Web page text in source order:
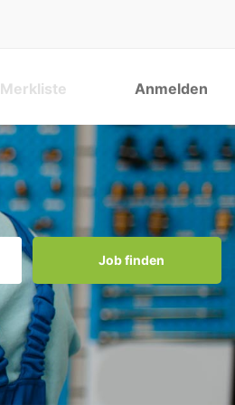
Anmelden
Merkliste
Aktuellen Ort verwenden
Job finden